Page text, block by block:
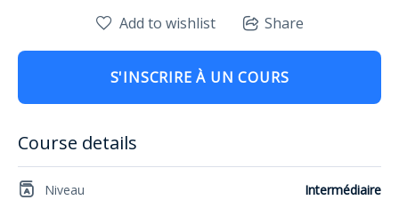
Add to wishlist Share
S'INSCRIRE À UN COURS
Course details
Niveau Intermédiaire